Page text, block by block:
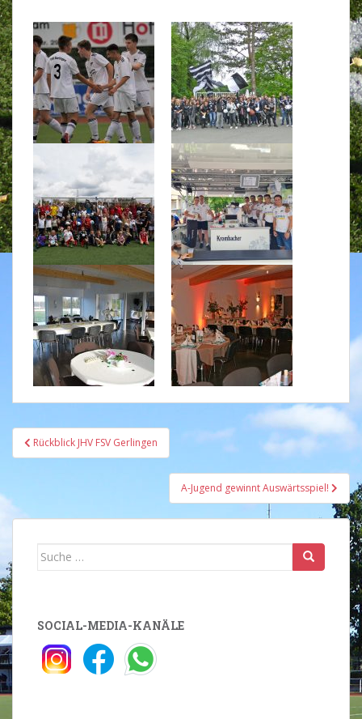
Beitragsnavigation
Rückblick JHV FSV Gerlingen
A-Jugend gewinnt Auswärtsspiel!
Suche
SOCIAL-MEDIA-KANÄLE